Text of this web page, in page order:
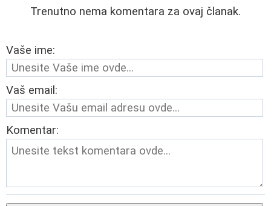
Trenutno nema komentara za ovaj članak.
Vaše ime:
Vaš email:
Komentar: